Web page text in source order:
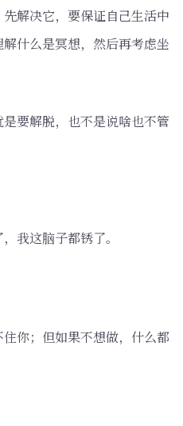
解决它，要保证自己生活中
什么是冥想，然后再考虑坐
要解脱，也不是说啥也不管
我这脑子都锈了。
你；但如果不想做，什么都